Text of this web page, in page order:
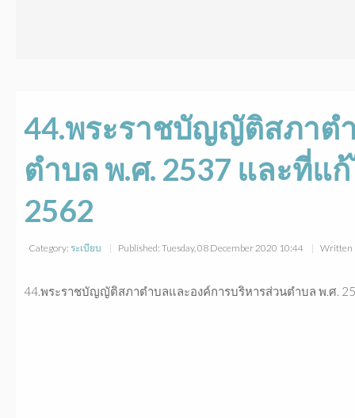
44.พระราชบัญญัติสภาต
ตำบล พ.ศ. 2537 และที่แ
2562
Category: ระเบียบ Published: Tuesday, 08 December 2020 10:44 Written
44.พระราชบัญญัติสภาตำบลและองค์การบริหารส่วนตำบล พ.ศ.